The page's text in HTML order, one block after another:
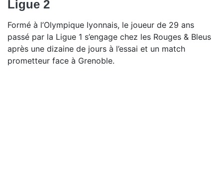
Ligue 2
Formé à l’Olympique lyonnais, le joueur de 29 ans
passé par la Ligue 1 s’engage chez les Rouges & Bleus
après une dizaine de jours à l’essai et un match
prometteur face à Grenoble.